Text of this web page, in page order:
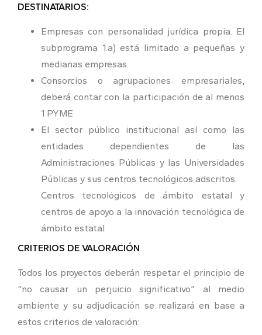
DESTINATARIOS:
Empresas con personalidad jurídica propia. El
subprograma 1.a) está limitado a pequeñas y
medianas empresas.
Consorcios o agrupaciones empresariales,
deberá contar con la participación de al menos
1 PYME
El sector público institucional así como las
entidades dependientes de las
Administraciones Públicas y las Universidades
Públicas y sus centros tecnológicos adscritos.
Centros tecnológicos de ámbito estatal y
centros de apoyo a la innovación tecnológica de
ámbito estatal
CRITERIOS DE VALORACIÓN
Todos los proyectos deberán respetar el principio de
“no causar un perjuicio significativo” al medio
ambiente y su adjudicación se realizará en base a
estos criterios de valoración: